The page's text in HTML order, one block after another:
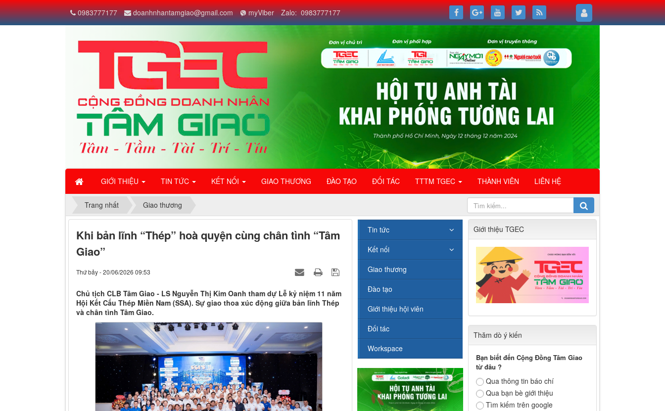
GIỚI THIỆU TIN TỨC KẾT NỐI GIAO THƯƠNG ĐÀO TẠO ĐỐI TÁC TTTM TGEC THÀNH VIÊN LIÊN HỆ
0983777177 doanhnhantamgiao@gmail.com myViber Zalo: 0983777177
Trang nhất Giao thương
Khi bản lĩnh “Thép” hoà quyện cùng chân tình “Tâm
Giao”
Thứ bảy - 20/06/2026 09:53
Chủ tịch CLB Tâm Giao - LS Nguyễn Thị Kim Oanh tham dự Lễ kỷ niệm 11 năm
Hội Kết Cấu Thép Miền Nam (SSA). Sự giao thoa xúc động giữa bản lĩnh Thép
và chân tình Tâm Giao.
Giới thiệu TGEC
Thăm dò ý kiến
Bạn biết đến Cộng Đồng Tâm Giao
từ đâu ?
Qua thông tin báo chí
Qua bạn bè giới thiệu
Tìm kiếm trên google
Tin tức
Kết nối
Giao thương
Đào tạo
Giới thiệu hội viên
Đối tác
Workspace